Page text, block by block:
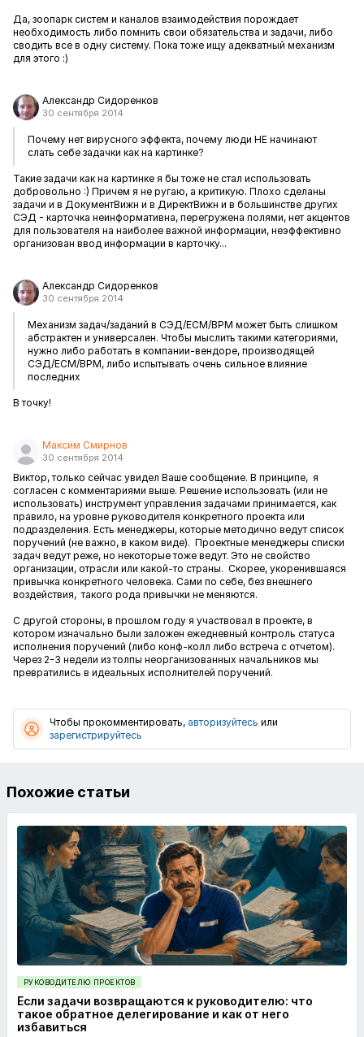
Да, зоопарк систем и каналов взаимодействия порождает
необходимость либо помнить свои обязательства и задачи, либо
сводить все в одну систему. Пока тоже ищу адекватный механизм
для этого :)
Александр Сидоренков
30 сентября 2014
Почему нет вирусного эффекта, почему люди НЕ начинают
слать себе задачки как на картинке?
Такие задачи как на картинке я бы тоже не стал использовать
добровольно :) Причем я не ругаю, а критикую. Плохо сделаны
задачи и в ДокументВижн и в ДиректВижн и в большинстве других
СЭД - карточка неинформативна, перегружена полями, нет акцентов
для пользователя на наиболее важной информации, неэффективно
организован ввод информации в карточку...
Александр Сидоренков
30 сентября 2014
Механизм задач/заданий в СЭД/ECM/BPM может быть слишком
абстрактен и универсален. Чтобы мыслить такими категориями,
нужно либо работать в компании-вендоре, производящей
СЭД/ECM/BPM, либо испытывать очень сильное влияние
последних
В точку!
Максим Смирнов
30 сентября 2014
Виктор, только сейчас увидел Ваше сообщение. В принципе, я
согласен с комментариями выше. Решение использовать (или не
использовать) инструмент управления задачами принимается, как
правило, на уровне руководителя конкретного проекта или
подразделения. Есть менеджеры, которые методично ведут список
поручений (не важно, в каком виде). Проектные менеджеры списки
задач ведут реже, но некоторые тоже ведут. Это не свойство
организации, отрасли или какой-то страны. Скорее, укоренившаяся
привычка конкретного человека. Сами по себе, без внешнего
воздействия, такого рода привычки не меняются.
С другой стороны, в прошлом году я участвовал в проекте, в
котором изначально были заложен ежедневный контроль статуса
исполнения поручений (либо конф-колл либо встреча с отчетом).
Через 2-3 недели из толпы неорганизованных начальников мы
превратились в идеальных исполнителей поручений.
Чтобы прокомментировать, авторизуйтесь или
зарегистрируйтесь
Похожие статьи
РУКОВОДИТЕЛЮ ПРОЕКТОВ
Если задачи возвращаются к руководителю: что
такое обратное делегирование и как от него
избавиться